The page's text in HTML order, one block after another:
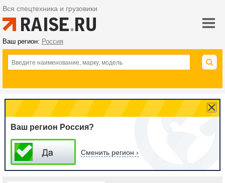
Вся спецтехника и грузовики
Ваш регион: Россия
Ваш регион Россия?
Сменить регион ›